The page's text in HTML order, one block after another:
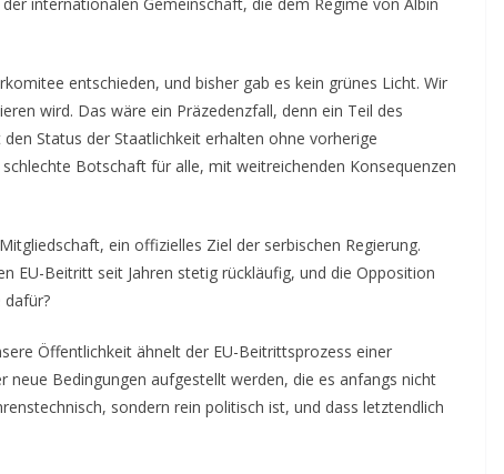
entschieden, und bisher gab es kein grünes Licht. Wir
wird. Das wäre ein Präzedenzfall, denn ein Teil des
Status der Staatlichkeit erhalten ohne vorherige
Botschaft für alle, mit weitreichenden Konsequenzen
ein offizielles Ziel der serbischen Regierung.
EU-Beitritt seit Jahren stetig rückläufig, und die Opposition
dafür?
Öffentlichkeit ähnelt der EU-Beitrittsprozess einer
neue Bedingungen aufgestellt werden, die es anfangs nicht
sondern rein politisch ist, und dass letztendlich